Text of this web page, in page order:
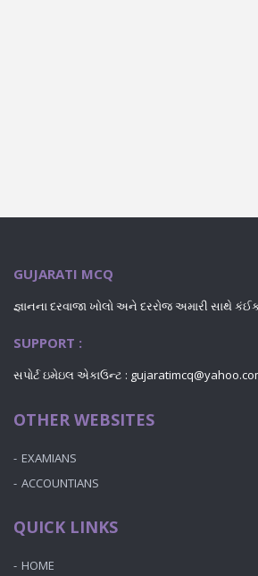
GUJARATI MCQ
જ્ઞાનના દરવાજા ખોલો અને દરરોજ અમારી સાથે
SUPPORT :
સપોર્ટ ઇમેઇલ એકાઉન્ટ :
OTHER WEBSITES
EXAMIANS
ACCOUNTIANS
QUICK LINKS
HOME